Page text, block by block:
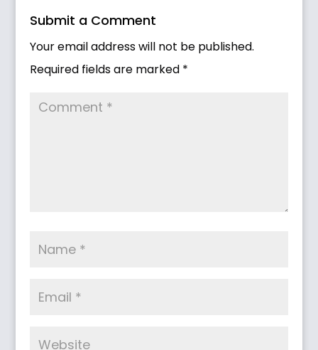
Submit a Comment
Your email address will not be published.
Required fields are marked *